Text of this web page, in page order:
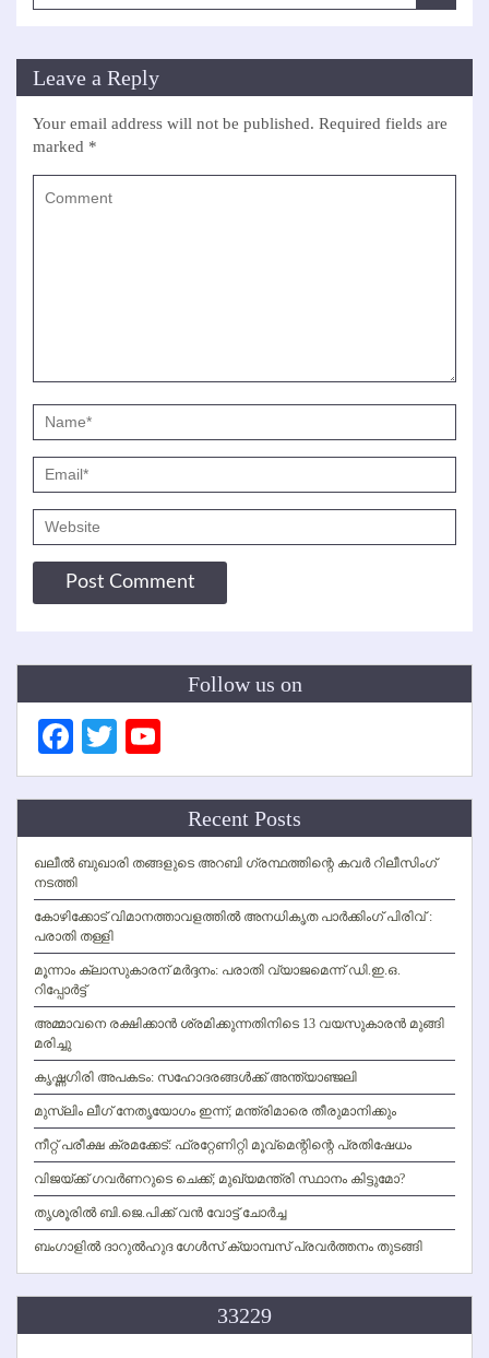
Leave a Reply
Your email address will not be published. Required fields are
marked *
Follow us on
Facebook
Twitter
Channel
Recent Posts
ഖലീല്‍ ബുഖാരി തങ്ങളുടെ അറബി ഗ്രന്ഥത്തിന്റെ കവര്‍ റിലീസിംഗ്
നടത്തി
കോഴിക്കോട് വിമാനത്താവളത്തില്‍ അനധികൃത പാര്‍ക്കിംഗ് പിരിവ് :
പരാതി തള്ളി
മൂന്നാം ക്ലാസുകാരന് മര്‍ദ്ദനം: പരാതി വ്യാജമെന്ന് ഡി.ഇ.ഒ.
റിപ്പോര്‍ട്ട്
അമ്മാവനെ രക്ഷിക്കാന്‍ ശ്രമിക്കുന്നതിനിടെ 13 വയസുകാരന്‍ മുങ്ങി
മരിച്ചു
കൃഷ്ണഗിരി അപകടം: സഹോദരങ്ങള്‍ക്ക് അന്ത്യാഞ്ജലി
മുസ്ലിം ലീഗ് നേതൃയോഗം ഇന്ന്; മന്ത്രിമാരെ തീരുമാനിക്കും
നീറ്റ് പരീക്ഷ ക്രമക്കേട്: ഫ്രറ്റേണിറ്റി മൂവ്‌മെന്റിന്റെ പ്രതിഷേധം
വിജയ്ക്ക് ഗവര്‍ണറുടെ ചെക്ക്; മുഖ്യമന്ത്രി സ്ഥാനം കിട്ടുമോ?
തൃശൂരില്‍ ബി.ജെ.പിക്ക് വന്‍ വോട്ട് ചോര്‍ച്ച
ബംഗാളില്‍ ദാറുല്‍ഹുദ ഗേള്‍സ് ക്യാമ്പസ് പ്രവര്‍ത്തനം തുടങ്ങി
33229